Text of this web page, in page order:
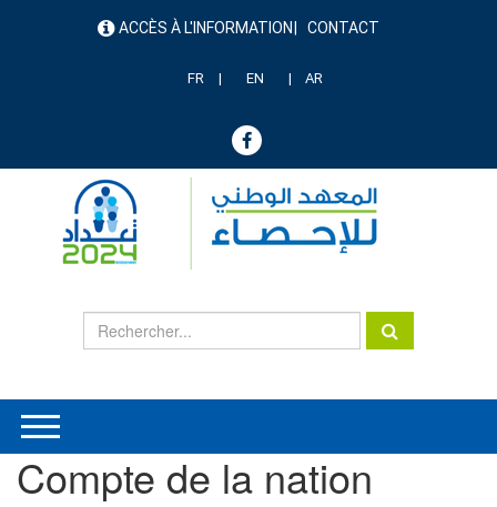
menu ACCÈS À L'INFORMATION CONTACT
FR EN AR
Compte de la nation